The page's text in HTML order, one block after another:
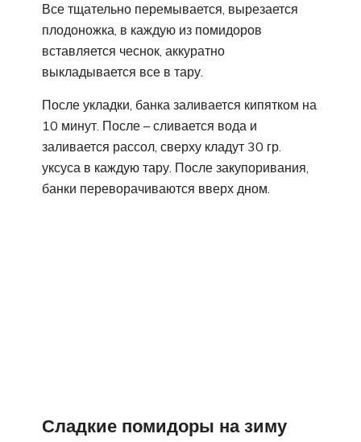
Все тщательно перемывается, вырезается
плодоножка, в каждую из помидоров
вставляется чеснок, аккуратно
выкладывается все в тару.
После укладки, банка заливается кипятком на
10 минут. После – сливается вода и
заливается рассол, сверху кладут 30 гр.
уксуса в каждую тару. После закупоривания,
банки переворачиваются вверх дном.
Сладкие помидоры на зиму